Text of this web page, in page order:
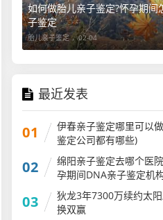
如何做胎儿亲子鉴定?怀孕期间
子鉴定
胎儿亲子鉴定 ，02-04
最近发表
01
伊春亲子鉴定哪里可以
鉴定公司都有哪些)
02
绵阳亲子鉴定去哪个医
孕期间DNA亲子鉴定机
03
狄龙3年7300万续约太
换双赢